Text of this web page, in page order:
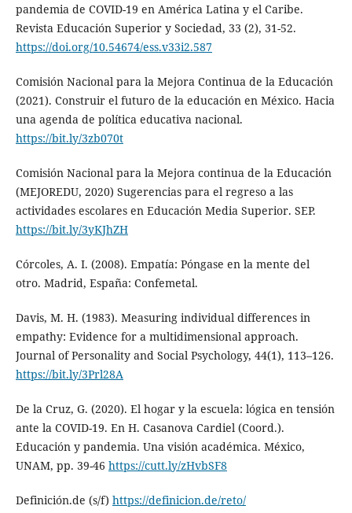
pandemia de COVID-19 en América Latina y el Caribe.
Revista Educación Superior y Sociedad, 33 (2), 31-52.
https://doi.org/10.54674/ess.v33i2.587
Comisión Nacional para la Mejora Continua de la Educación
(2021). Construir el futuro de la educación en México. Hacia
una agenda de política educativa nacional.
https://bit.ly/3zb070t
Comisión Nacional para la Mejora continua de la Educación
(MEJOREDU, 2020) Sugerencias para el regreso a las
actividades escolares en Educación Media Superior. SEP.
https://bit.ly/3yKJhZH
Córcoles, A. I. (2008). Empatía: Póngase en la mente del
otro. Madrid, España: Confemetal.
Davis, M. H. (1983). Measuring individual differences in
empathy: Evidence for a multidimensional approach.
Journal of Personality and Social Psychology, 44(1), 113–126.
https://bit.ly/3Prl28A
De la Cruz, G. (2020). El hogar y la escuela: lógica en tensión
ante la COVID-19. En H. Casanova Cardiel (Coord.).
Educación y pandemia. Una visión académica. México,
UNAM, pp. 39-46 https://cutt.ly/zHvbSF8
Definición.de (s/f) https://definicion.de/reto/